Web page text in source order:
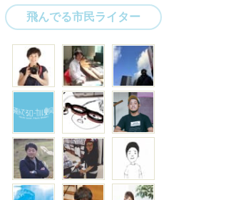
飛んでる市民ライター